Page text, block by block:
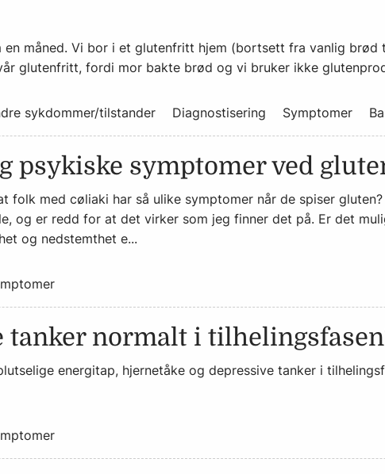
en måned. Vi bor i et glutenfritt hjem (bortsett fra vanlig brød
glutenfritt, fordi mor bakte brød og vi bruker ikke
sykdommer/tilstander Diagnostisering Symptomer
psykiske symptomer ved
folk med cøliaki har så ulike symptomer når de spiser
og er redd for at det virker som jeg finner det på. Er det
og nedstemthet e...
tanker normalt i
energitap, hjernetåke og depressive tanker i